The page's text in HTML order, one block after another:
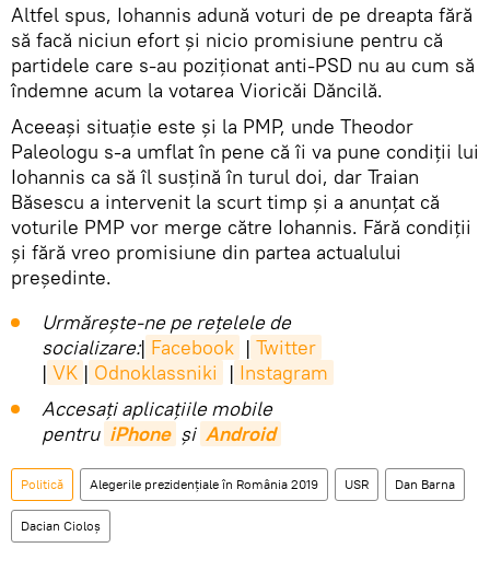
Altfel spus, Iohannis adună voturi de pe dreapta fără
să facă niciun efort și nicio promisiune pentru că
partidele care s-au poziționat anti-PSD nu au cum să
îndemne acum la votarea Vioricăi Dăncilă.
Aceeași situație este și la PMP, unde Theodor
Paleologu s-a umflat în pene că îi va pune condiții lui
Iohannis ca să îl susțină în turul doi, dar Traian
Băsescu a intervenit la scurt timp și a anunțat că
voturile PMP vor merge către Iohannis. Fără condiții
și fără vreo promisiune din partea actualului
președinte.
Urmărește-ne pe rețelele de
socializare:| Facebook | Twitter
| VK | Odnoklassniki | Instagram
Accesaţi aplicaţiile mobile
pentru iPhone și Android
Politică Alegerile prezidențiale în România 2019 USR Dan Barna
Dacian Cioloș